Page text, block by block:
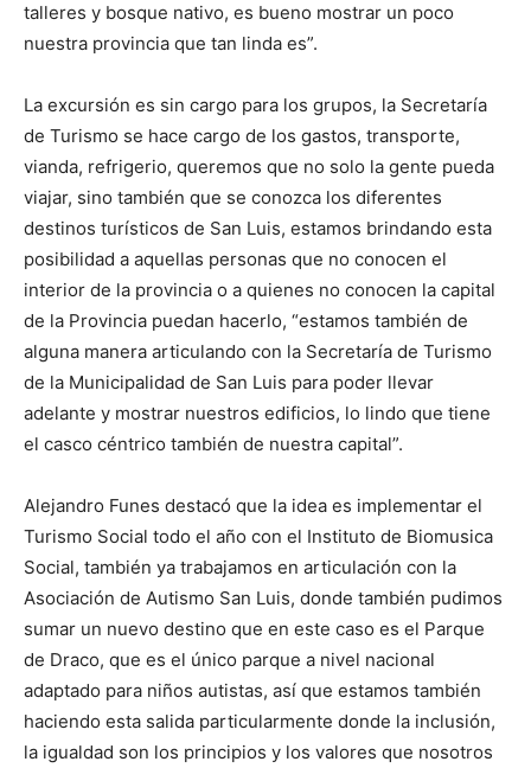
talleres y bosque nativo, es bueno mostrar un poco
nuestra provincia que tan linda es”.
La excursión es sin cargo para los grupos, la Secretaría
de Turismo se hace cargo de los gastos, transporte,
vianda, refrigerio, queremos que no solo la gente pueda
viajar, sino también que se conozca los diferentes
destinos turísticos de San Luis, estamos brindando esta
posibilidad a aquellas personas que no conocen el
interior de la provincia o a quienes no conocen la capital
de la Provincia puedan hacerlo, “estamos también de
alguna manera articulando con la Secretaría de Turismo
de la Municipalidad de San Luis para poder llevar
adelante y mostrar nuestros edificios, lo lindo que tiene
el casco céntrico también de nuestra capital”.
Alejandro Funes destacó que la idea es implementar el
Turismo Social todo el año con el Instituto de Biomusica
Social, también ya trabajamos en articulación con la
Asociación de Autismo San Luis, donde también pudimos
sumar un nuevo destino que en este caso es el Parque
de Draco, que es el único parque a nivel nacional
adaptado para niños autistas, así que estamos también
haciendo esta salida particularmente donde la inclusión,
la igualdad son los principios y los valores que nosotros